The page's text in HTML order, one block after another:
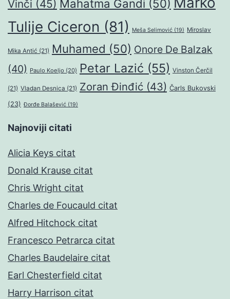
Vinči (45) Mahatma Gandi (50)
Tulije Ciceron (81) Meša Selimović (19) Miroslav
Mika Antić (21) Muhamed (50) Onore De Balzak
(40) Paulo Koeljo (20) Petar Lazić (55) Vinston Čerčil
(21) Vladan Desnica (21) Zoran Đinđić (43) Čarls Bukovski
(23) Đorđe Balašević (19)
Najnoviji citati
Alicia Keys citat
Donald Krause citat
Chris Wright citat
Charles de Foucauld citat
Alfred Hitchock citat
Francesco Petrarca citat
Charles Baudelaire citat
Earl Chesterfield citat
Harry Harrison citat